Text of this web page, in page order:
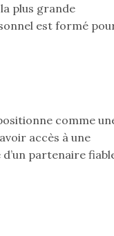
plus grande
est formé
comme
accès à une
partenaire